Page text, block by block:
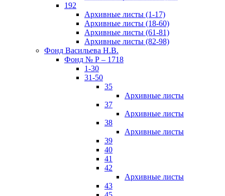
192
Архивные листы (1-17)
Архивные листы (18-60)
Архивные листы (61-81)
Архивные листы (82-98)
Фонд Васильева Н.В.
Фонд № Р – 1718
1-30
31-50
35
Архивные листы
37
Архивные листы
38
Архивные листы
39
40
41
42
Архивные листы
43